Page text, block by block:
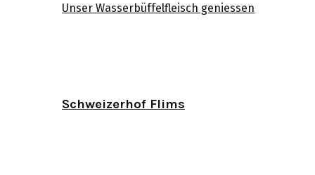
Unser Wasserbüffelfleisch geniessen
Schweizerhof Flims